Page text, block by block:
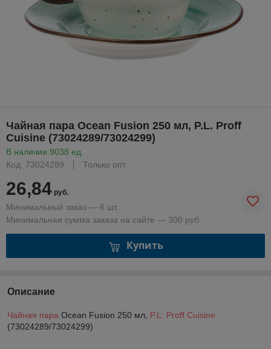
Чайная пара Ocean Fusion 250 мл, P.L. Proff
Cuisine (73024289/73024299)
В наличии 9038 ед.
Код: 73024289
Только опт
26,84 руб.
Минимальный заказ — 6 шт.
Минимальная сумма заказа на сайте — 300 руб.
Купить
Описание
Чайная пара Ocean Fusion 250 мл, P.L. Proff Cuisine
(73024289/73024299)